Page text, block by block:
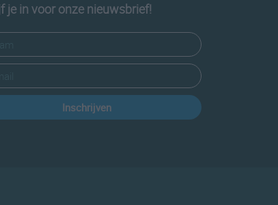
je in voor onze nieuwsbrief!
Inschrijven